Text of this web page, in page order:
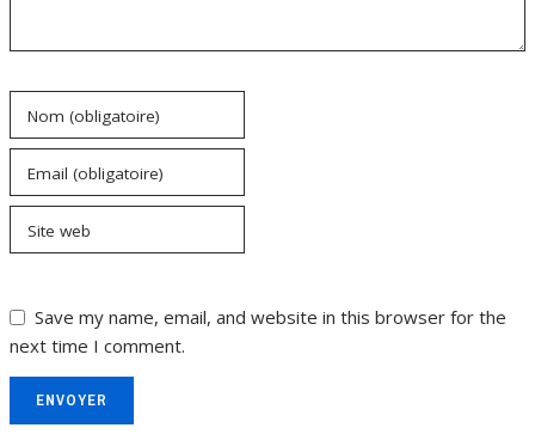
Nom (obligatoire)
Email (obligatoire)
Site web
Save my name, email, and website in this browser for the
next time I comment.
ENVOYER